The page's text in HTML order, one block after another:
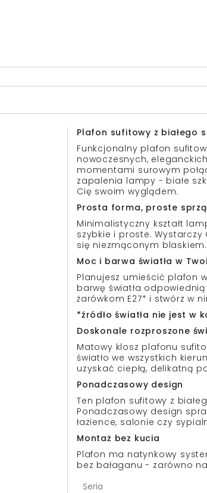
Plafon sufitowy z białego
Funkcjonalny plafon
nowoczesnych,
momentami surowym
zapalenia lampy - białe
Cię swoim wyglądem.
Prosta forma, proste
Minimalistyczny kształt
szybkie i proste. Wystarczy
się niezmąconym blaskiem.
Moc i barwa światła w
Planujesz umieścić plafon
barwę światła
żarówkom E27* i stwórz w
*źródło światła nie jest w
Doskonale rozproszone
Matowy klosz plafonu
światło we wszystkich
uzyskać ciepłą, delikatną
Ponadczasowy design
Ten plafon sufitowy z
Ponadczasowy design
łazience, salonie czy
Montaż bez kucia
Plafon ma natynkowy
bez bałaganu - zarówno
Seria